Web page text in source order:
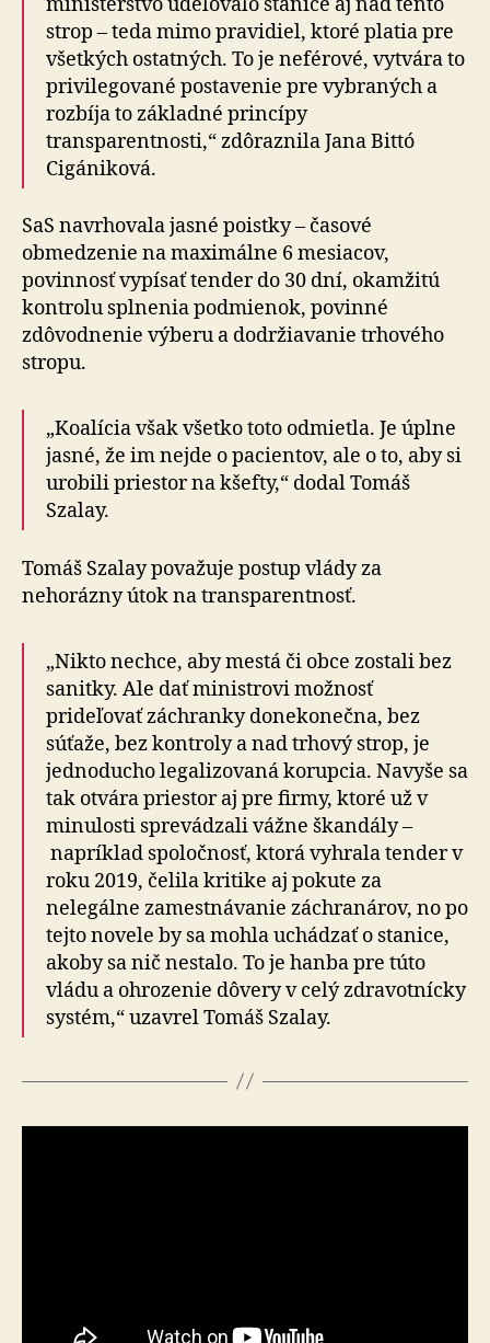
strop – teda mimo pravidiel, ktoré platia pre
všetkých ostatných. To je neférové, vytvára to
privilegované postavenie pre vybraných a
rozbíja to základné princípy
transparentnosti,“ zdôraznila Jana Bittó
Cigániková.
SaS navrhovala jasné poistky – časové
obmedzenie na maximálne 6 mesiacov,
povinnosť vypísať tender do 30 dní, okamžitú
kontrolu splnenia podmienok, povinné
zdôvodnenie výberu a dodržiavanie trhového
stropu.
„Koalícia však všetko toto odmietla. Je úplne
jasné, že im nejde o pacientov, ale o to, aby si
urobili priestor na kšefty,“ dodal Tomáš
Szalay.
Tomáš Szalay považuje postup vlády za
nehorázny útok na transparentnosť.
„Nikto nechce, aby mestá či obce zostali bez
sanitky. Ale dať ministrovi možnosť
prideľovať záchranky donekonečna, bez
súťaže, bez kontroly a nad trhový strop, je
jednoducho legalizovaná korupcia. Navyše sa
tak otvára priestor aj pre firmy, ktoré už v
minulosti sprevádzali vážne škandály –
napríklad spoločnosť, ktorá vyhrala tender v
roku 2019, čelila kritike aj pokute za
nelegálne zamestnávanie záchranárov, no po
tejto novele by sa mohla uchádzať o stanice,
akoby sa nič nestalo. To je hanba pre túto
vládu a ohrozenie dôvery v celý zdravotnícky
systém,“ uzavrel Tomáš Szalay.